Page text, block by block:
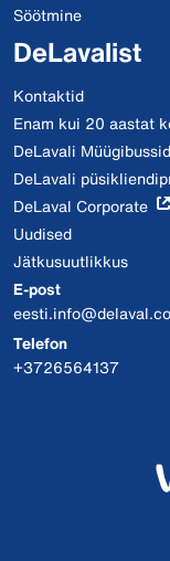
Söötmine
DeLavalist
Kontaktid
Enam kui 20 aastat
DeLavali Müügibussid
DeLavali
DeLaval Corporate
Uudised
Jätkusuutlikkus
E-post
Telefon
+3726564137